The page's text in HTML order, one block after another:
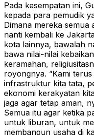
Pada kesempatan ini,
kepada para pemudik
Dimana mereka semua
nanti kembali ke
kota lainnya, bawalah
bawa nilai-nilai
keramahan,
royongnya. “Kami
infrastruktur kita tata,
ekonomi kerakyatan
jaga agar tetap aman,
Semua itu agar ketika
untuk liburan, untuk
membangun usaha di